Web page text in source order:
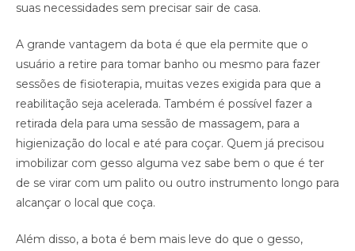
suas necessidades sem precisar sair de casa.
A grande vantagem da bota é que ela permite que o
usuário a retire para tomar banho ou mesmo para fazer
sessões de fisioterapia, muitas vezes exigida para que a
reabilitação seja acelerada. Também é possível fazer a
retirada dela para uma sessão de massagem, para a
higienização do local e até para coçar. Quem já precisou
imobilizar com gesso alguma vez sabe bem o que é ter
de se virar com um palito ou outro instrumento longo para
alcançar o local que coça.
Além disso, a bota é bem mais leve do que o gesso,